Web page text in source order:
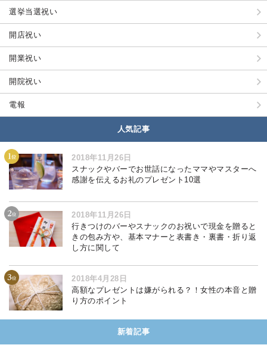
選挙当選祝い
開店祝い
開業祝い
開院祝い
電報
人気記事
2018年11月26日
スナックやバーでお世話になったママやマスターへ
感謝を伝えるお礼のプレゼント10選
2018年11月26日
行きつけのバーやスナックのお祝いで現金を贈ると
きの包み方や、基本マナーと表書き・裏書・折り返
し方に関して
2018年4月28日
高額なプレゼントは嫌がられる？！女性の本音と贈
り方のポイント
新着記事